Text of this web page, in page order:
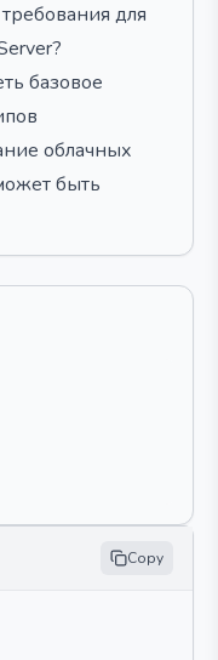
для
базовое
облачных
быть
Copy